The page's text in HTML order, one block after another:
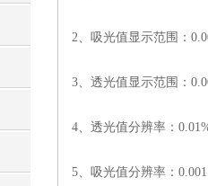
2、吸光值显示范围：
3、透光值显示范围：
4、透光值分辨率：
5、吸光值分辨率： 0.001